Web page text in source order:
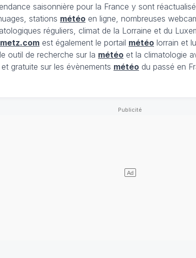
saisonnière pour la France y sont
stations météo en ligne, nombreuses
réguliers, climat de la Lorraine et du
est également le portail météo lorrain et
outil de recherche sur la météo et la climatologie
gratuite sur les évènements météo du passé en